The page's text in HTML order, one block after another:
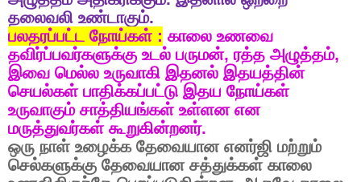
தலைவலி உண்டாகும்.
பலதரப்பட்ட நோய்கள் : காலை உணவை
தவிர்ப்பவர்களுக்கு உடல் பருமன், ரத்த அழுத்தம்,
இவை மெல்ல உருவாகி இதனல் இதயத்தின்
செயல்கள் பாதிக்கப்பட்டு இதய நோய்கள்
உருவாகும் சாத்தியங்கள் உள்ளன என
மருத்துவர்கள் கூறுகின்றனர்.
ஒரு நாள் உழைக்க தேவையான எனர்ஜி மற்றும்
செல்களுக்கு தேவையான சத்துக்கள் காலை